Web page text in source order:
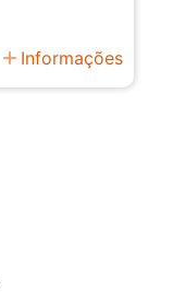
add Informações